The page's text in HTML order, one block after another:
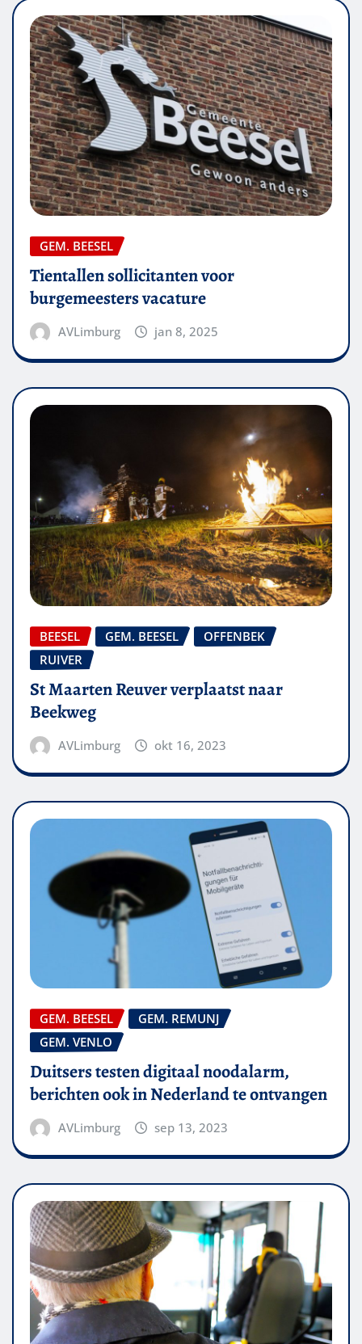
GEM. BEESEL
Tientallen sollicitanten voor
burgemeesters vacature
AVLimburg jan 8, 2025
BEESEL GEM. BEESEL
OFFENBEK
RUIVER
St Maarten Reuver verplaatst naar
Beekweg
AVLimburg okt 16, 2023
GEM. BEESEL
GEM. REMUNJ
GEM. VENLO
Duitsers testen digitaal noodalarm,
berichten ook in Nederland te ontvangen
AVLimburg sep 13, 2023